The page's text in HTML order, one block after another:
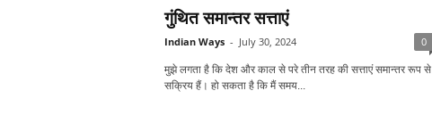
गुंथित समान्‍तर सत्ताएं
Indian Ways - July 30, 2024 0
मुझे लगता है कि देश और काल से परे तीन तरह की सत्ताएं समान्‍तर रूप से
सक्रिय हैं। हो सकता है कि मैं समय...